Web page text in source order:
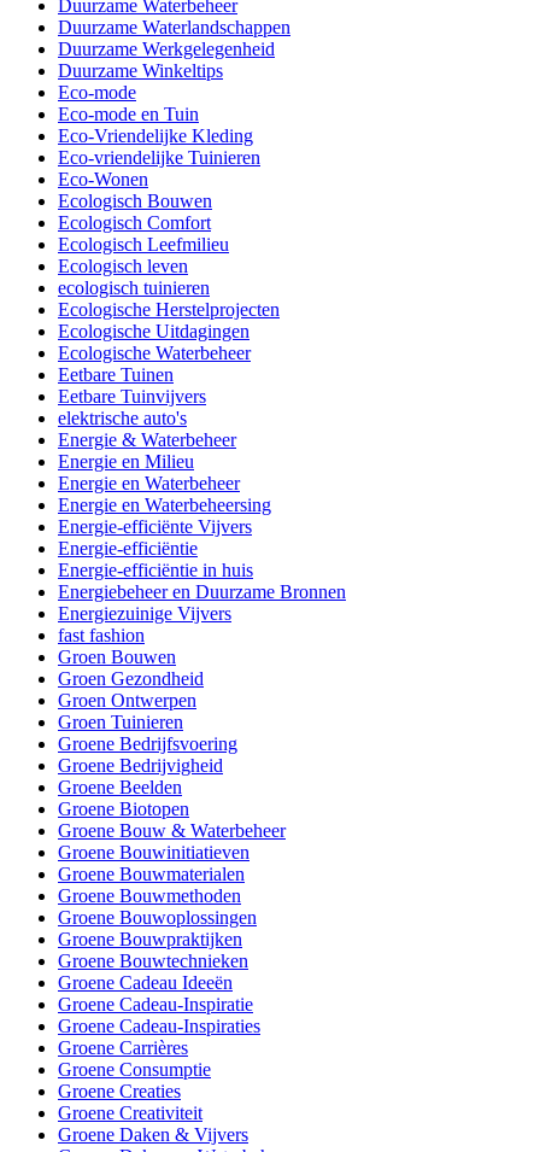
Duurzame Waterbeheer
Duurzame Waterlandschappen
Duurzame Werkgelegenheid
Duurzame Winkeltips
Eco-mode
Eco-mode en Tuin
Eco-Vriendelijke Kleding
Eco-vriendelijke Tuinieren
Eco-Wonen
Ecologisch Bouwen
Ecologisch Comfort
Ecologisch Leefmilieu
Ecologisch leven
ecologisch tuinieren
Ecologische Herstelprojecten
Ecologische Uitdagingen
Ecologische Waterbeheer
Eetbare Tuinen
Eetbare Tuinvijvers
elektrische auto's
Energie & Waterbeheer
Energie en Milieu
Energie en Waterbeheer
Energie en Waterbeheersing
Energie-efficiënte Vijvers
Energie-efficiëntie
Energie-efficiëntie in huis
Energiebeheer en Duurzame Bronnen
Energiezuinige Vijvers
fast fashion
Groen Bouwen
Groen Gezondheid
Groen Ontwerpen
Groen Tuinieren
Groene Bedrijfsvoering
Groene Bedrijvigheid
Groene Beelden
Groene Biotopen
Groene Bouw & Waterbeheer
Groene Bouwinitiatieven
Groene Bouwmaterialen
Groene Bouwmethoden
Groene Bouwoplossingen
Groene Bouwpraktijken
Groene Bouwtechnieken
Groene Cadeau Ideeën
Groene Cadeau-Inspiratie
Groene Cadeau-Inspiraties
Groene Carrières
Groene Consumptie
Groene Creaties
Groene Creativiteit
Groene Daken & Vijvers